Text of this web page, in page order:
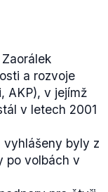
Na Turecko
recese v
které ovlivňují
(.pdf) tak
další
oblasti
období
možné odvodit
a rozvoje
AKP), v jejímž
v letech 2001
vyhlášeny byly z
po volbách v